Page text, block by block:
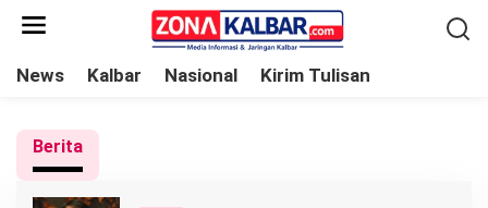
News Kalbar Nasional Kirim Tulisan
Berita